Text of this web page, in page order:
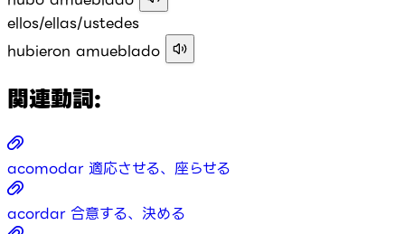
ellos/ellas/ustedes
hubieron amueblado
関連動詞:
acomodar 適応させる、座らせる
acordar 合意する、決める